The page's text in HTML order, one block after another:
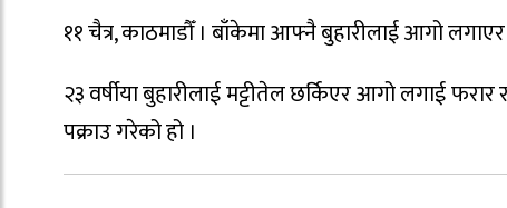
११ चैत्र, काठमाडौँ । बाँकेमा आफ्नै बुहारीलाई आगो
२३ वर्षीया बुहारीलाई मट्टीतेल छर्किएर आगो लगाई
पक्राउ गरेको हो ।